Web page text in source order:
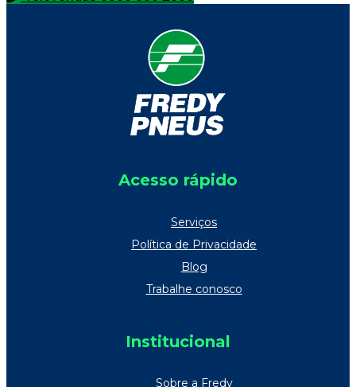
Acesso rápido
Serviços
Política de Privacidade
Blog
Trabalhe conosco
Institucional
Sobre a Fredy